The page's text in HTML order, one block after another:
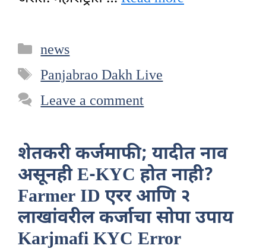
Categories
news
Tags
Panjabrao Dakh Live
Leave a comment
शेतकरी कर्जमाफी; यादीत नाव
असूनही E-KYC होत नाही?
Farmer ID एरर आणि २
लाखांवरील कर्जाचा सोपा उपाय
Karjmafi KYC Error